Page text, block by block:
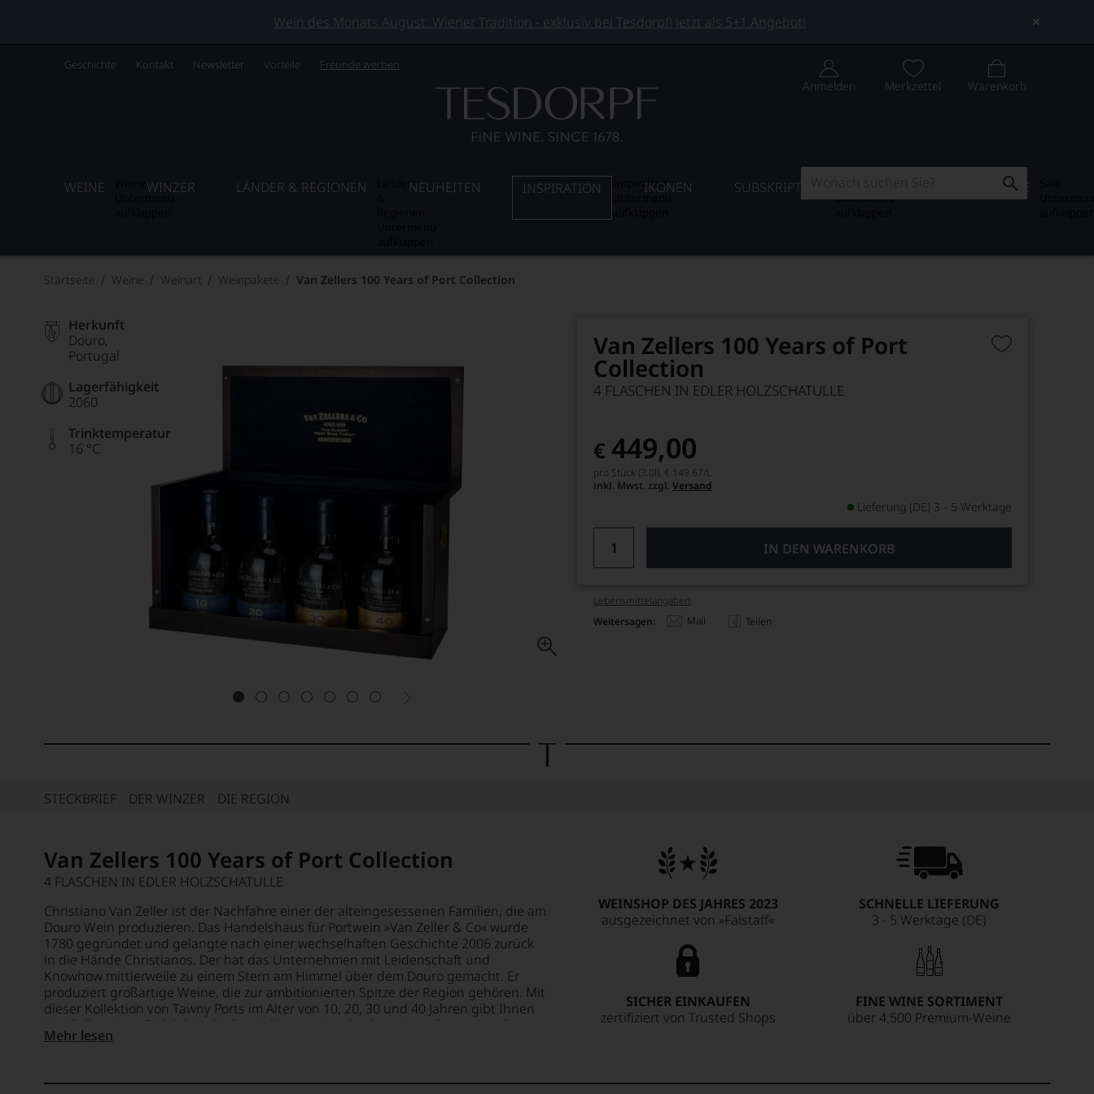
Wein des Monats August: Wiener Tradition - exklusiv bei Tesdorpf! Jetzt als 5+1 Angebot!
Geschichte Kontakt Newsletter Vorteile Freunde werben
Anmelden Merkzettel Warenkorb
WEINE WINZER LÄNDER & REGIONEN
LänderNEUHEITEN INSPIRATION
InspirationIKONEN SUBSKRIPTION
Untermenü
SALE
Startseite Weine Weinart Weinpakete Van Zellers 100 Years of Port Collection
Herkunft
Douro
Portugal
Lagerfähigkeit
2060
Trinktemperatur
16 °C
Van Zellers 100 Years of Port
Collection
4 FLASCHEN IN EDLER HOLZSCHATULLE
€ 449,00
pro Stück (3.0l), € 149,67/L
inkl. Mwst. zzgl.Versand
Lieferung (DE) 3 - 5 Werktage
IN DEN WARENKORB
Lebensmittel­angaben
Weitersagen:
Mail Teilen
STECKBRIEF DER WINZER DIE REGION
Van Zellers 100 Years of Port Collection
4 FLASCHEN IN EDLER HOLZSCHATULLE
Christiano Van Zeller ist der Nachfahre einer der alteingesessenen Familien, die am
Douro Wein produzieren. Das Handelshaus für Portwein »Van Zeller & Co« wurde
1780 gegründet und gelangte nach einer wechselhaften Geschichte 2006 zurück
in die Hände Christianos. Der hat das Unternehmen mit Leidenschaft und
Knowhow mittlerweile zu einem Stern am Himmel über dem Douro gemacht. Er
produziert großartige Weine, die zur ambitionierten Spitze der Region gehören. Mit
dieser Kollektion von Tawny Ports im Alter von 10, 20, 30 und 40 Jahren gibt Ihnen
Van Zeller einen Einblick in die Entwicklung seiner hochwertigen Portweine. Das
Alter wird immer vom jüngsten Wein in der Cuvée berechnet, man kann also davon
Verkostung mit Genussgarantie, die zu einem prägenden Weinerlebnis werden
Mehr lesen
WEINSHOP DES JAHRES 2023
ausgezeichnet von »Falstaff«
SCHNELLE LIEFERUNG
3 - 5 Werktage (DE)
SICHER EINKAUFEN
zertifiziert von Trusted Shops
FINE WINE SORTIMENT
über 4.500 Premium-Weine